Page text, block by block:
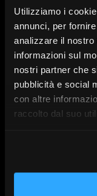
Utilizziamo i
annunci, per
analizzare il
informazioni sul
nostri partner che
pubblicità e social
con altre
raccolto dal suo
diventano
del futuro
Con l’intervento
Federico Fubini,
Data:6 Maggio